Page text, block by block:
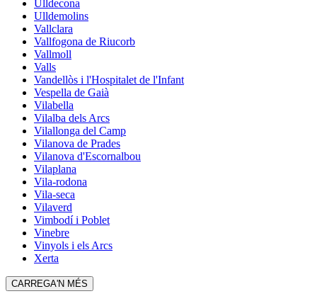
Ulldecona
Ulldemolins
Vallclara
Vallfogona de Riucorb
Vallmoll
Valls
Vandellòs i l'Hospitalet de l'Infant
Vespella de Gaià
Vilabella
Vilalba dels Arcs
Vilallonga del Camp
Vilanova de Prades
Vilanova d'Escornalbou
Vilaplana
Vila-rodona
Vila-seca
Vilaverd
Vimbodí i Poblet
Vinebre
Vinyols i els Arcs
Xerta
CARREGA'N MÉS